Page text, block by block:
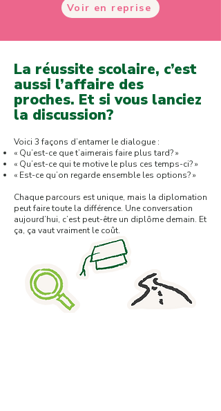
Voir en reprise
La réussite scolaire, c’est
aussi l’affaire des
proches. Et si vous lanciez
la discussion?
Voici 3 façons d’entamer le dialogue :
« Qu’est-ce que t’aimerais faire plus tard? »
« Qu’est-ce qui te motive le plus ces temps-ci? »
« Est-ce qu’on regarde ensemble les options? »
​Chaque parcours est unique, mais la diplomation
peut faire toute la différence. Une conversation
aujourd’hui, c’est peut-être un diplôme demain. Et
ça, ça vaut vraiment le coût.